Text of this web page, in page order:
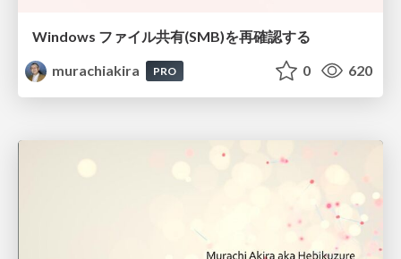
Windows ファイル共有(SMB)を再確認する
murachiakira
PRO 0 620